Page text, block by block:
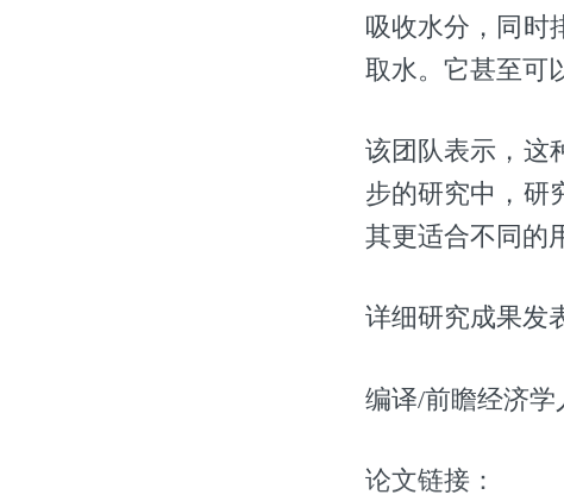
吸收水分，同时
取水。它甚至可
该团队表示，这
步的研究中，研
其更适合不同的
详细研究成果发
编译/前瞻经济学
论文链接：